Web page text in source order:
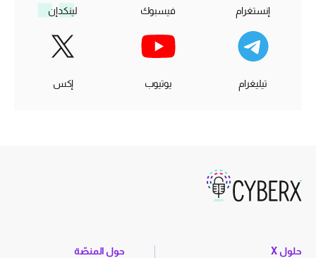
إنستغرام فيسبوك لينكدإن
تيليغرام يوتيوب إكس
حلول X حول المنصّة